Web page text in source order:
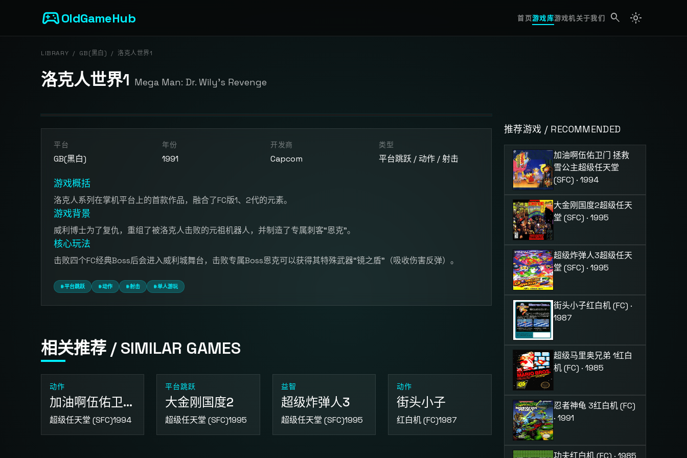
sports_esportsOldGameHub 首页游戏库游戏机关于我们 search light_mode
LIBRARY / GB(黑白) / 洛克人世界1
洛克人世界1 Mega Man: Dr. Wily's Revenge
开始游戏
点击按钮加载游戏模拟器
平台
GB(黑白)
年份
1991
开发商
Capcom
类型
平台跳跃 / 动作 / 射击
游戏概括
洛克人系列在掌机平台上的首款作品，融合了FC版1、2代的元素。
游戏背景
威利博士为了复仇，重组了被洛克人击败的元祖机器人，并制造了专属刺客“恩克”。
核心玩法
击败四个FC经典Boss后会进入威利城舞台，击败专属Boss恩克可以获得其特殊武器“镜之盾”（吸收伤害反弹）。
#平台跳跃 #动作 #射击 #单人游玩
相关推荐 / SIMILAR GAMES
动作
加油啊伍佑卫门 拯救雪公主
超级任天堂 (SFC)1994
平台跳跃
大金刚国度2
超级任天堂 (SFC)1995
益智
超级炸弹人3
超级任天堂 (SFC)1995
动作
街头小子
红白机 (FC)1987
推荐游戏 / RECOMMENDED
加油啊伍佑卫门 拯救
雪公主超级任天堂
(SFC) · 1994
大金刚国度2超级任天
堂 (SFC) · 1995
超级炸弹人3超级任天
堂 (SFC) · 1995
街头小子红白机 (FC) ·
1987
超级马里奥兄弟 1红白
机 (FC) · 1985
忍者神龟 3红白机 (FC)
· 1991
功夫红白机 (FC) · 1985